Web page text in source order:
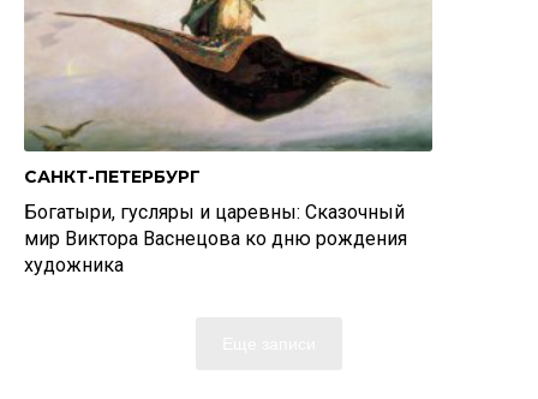
САНКТ-ПЕТЕРБУРГ
Богатыри, гусляры и царевны: Сказочный
мир Виктора Васнецова ко дню рождения
художника